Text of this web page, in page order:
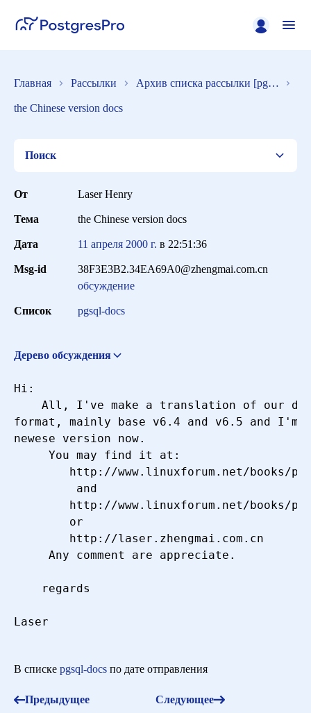
Главная Рассылки Архив списка рассылки [pgsql-docs]
the Chinese version docs
Поиск
Период
От Laser Henry
Тема the Chinese version docs
Дата 11 апреля 2000 г. в 22:51:36
Msg-id
38F3E3B2.34EA69A0@zhengmai.com.cn
обсуждение
Список pgsql-docs
Дерево обсуждения
<lockhart@alumni.caltech.edu>
Hi:
All, I've make a translation of our
format, mainly base v6.4 and v6.5 and I'm
newese version now.
     You may find it at:
http://www.linuxforum.net/books/
         and
http://www.linuxforum.net/books/
        or
        http://laser.zhengmai.com.cn
     Any comment are appreciate.
    regards
Laser
В списке pgsql-docs по дате отправления
Предыдущее
Следующее